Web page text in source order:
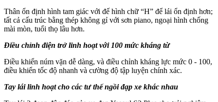
Thân ổn định hình tam giác với đế hình chữ “H” để lái ổn định hơn;
tất cả cấu trúc bằng thép không gỉ với sơn piano, ngoại hình chống
mài mòn, tuổi thọ lâu hơn.
Điều chỉnh điện trở linh hoạt với 100 mức kháng từ
Điều khiển núm vặn dễ dàng, và điều chỉnh kháng lực mức 0 - 100,
điều khiển tốc độ nhanh và cường độ tập luyện chính xác.
Tay lái linh hoạt cho các tư thế ngồi đạp xe khác nhau